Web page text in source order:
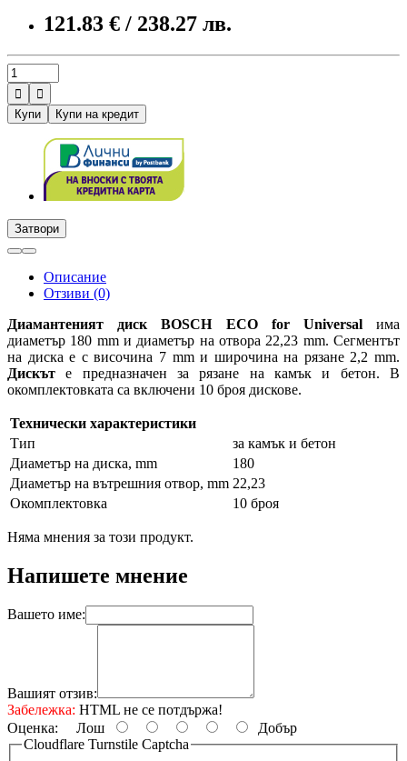
121.83 € / 238.27 лв.


Купи
Купи на кредит
Затвори
Описание
Отзиви (0)
Диамантеният диск BOSCH ECO for Universalима
диаметър 180 mm и диаметър на отвора 22,23 mm. Сегментът
на диска е с височина 7 mm и широчина на рязане 2,2 mm.
Дискъте предназначен за рязане на камък и бетон. В
окомплектовката са включени 10 броя дискове.
Технически характеристики
Тип
за камък и бетон
Диаметър на диска, mm
180
Диаметър на вътрешния отвор, mm 22,23
Окомплектовка
10 броя
Няма мнения за този продукт.
Напишете мнение
Вашето име:
Вашият отзив:
Забележка: HTML не се потдържа!
Оценка: Лош
Добър
Cloudflare Turnstile Captcha